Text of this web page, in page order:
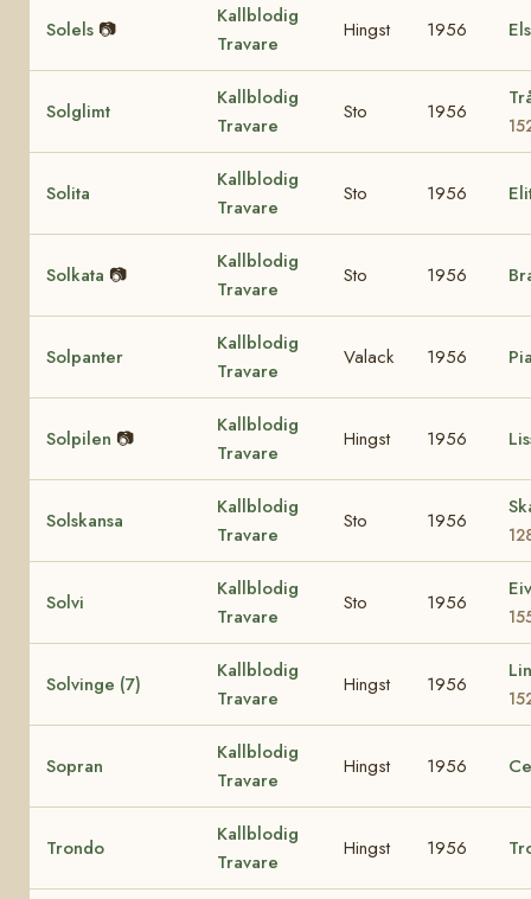
Solels 📷
Kallblodig
Travare
Hingst 1956
Solglimt
Kallblodig
Travare
Sto 1956
Solita
Kallblodig
Travare
Sto 1956
Solkata 📷
Kallblodig
Travare
Sto 1956
Solpanter
Kallblodig
Travare
Valack 1956
Solpilen 📷
Kallblodig
Travare
Hingst 1956
Solskansa
Kallblodig
Travare
Sto 1956
Solvi
Kallblodig
Travare
Sto 1956
Solvinge (7)
Kallblodig
Travare
Hingst 1956
Sopran
Kallblodig
Travare
Hingst 1956
Trondo
Kallblodig
Travare
Hingst 1956